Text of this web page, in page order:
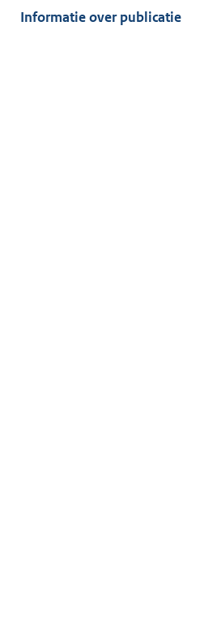
van:
Informatie over publicatie